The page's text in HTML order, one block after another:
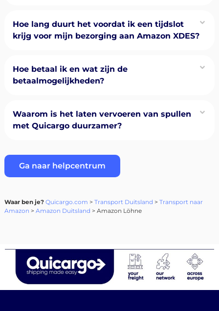
Hoe lang duurt het voordat ik een tijdslot
krijg voor mijn bezorging aan Amazon XDES?
Hoe betaal ik en wat zijn de
betaalmogelijkheden?
Waarom is het laten vervoeren van spullen
met Quicargo duurzamer?
Ga naar helpcentrum
Waar ben je? Quicargo.com > Transport Duitsland > Transport naar
Amazon > Amazon Duitsland > Amazon Löhne